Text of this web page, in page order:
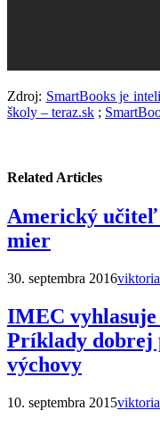
Zdroj: SmartBooks je
školy – teraz.sk ;
Related Articles
Americký
mier
30. septembra 2016
IMEC
Príklady dobrej
výchovy
10. septembra 2015